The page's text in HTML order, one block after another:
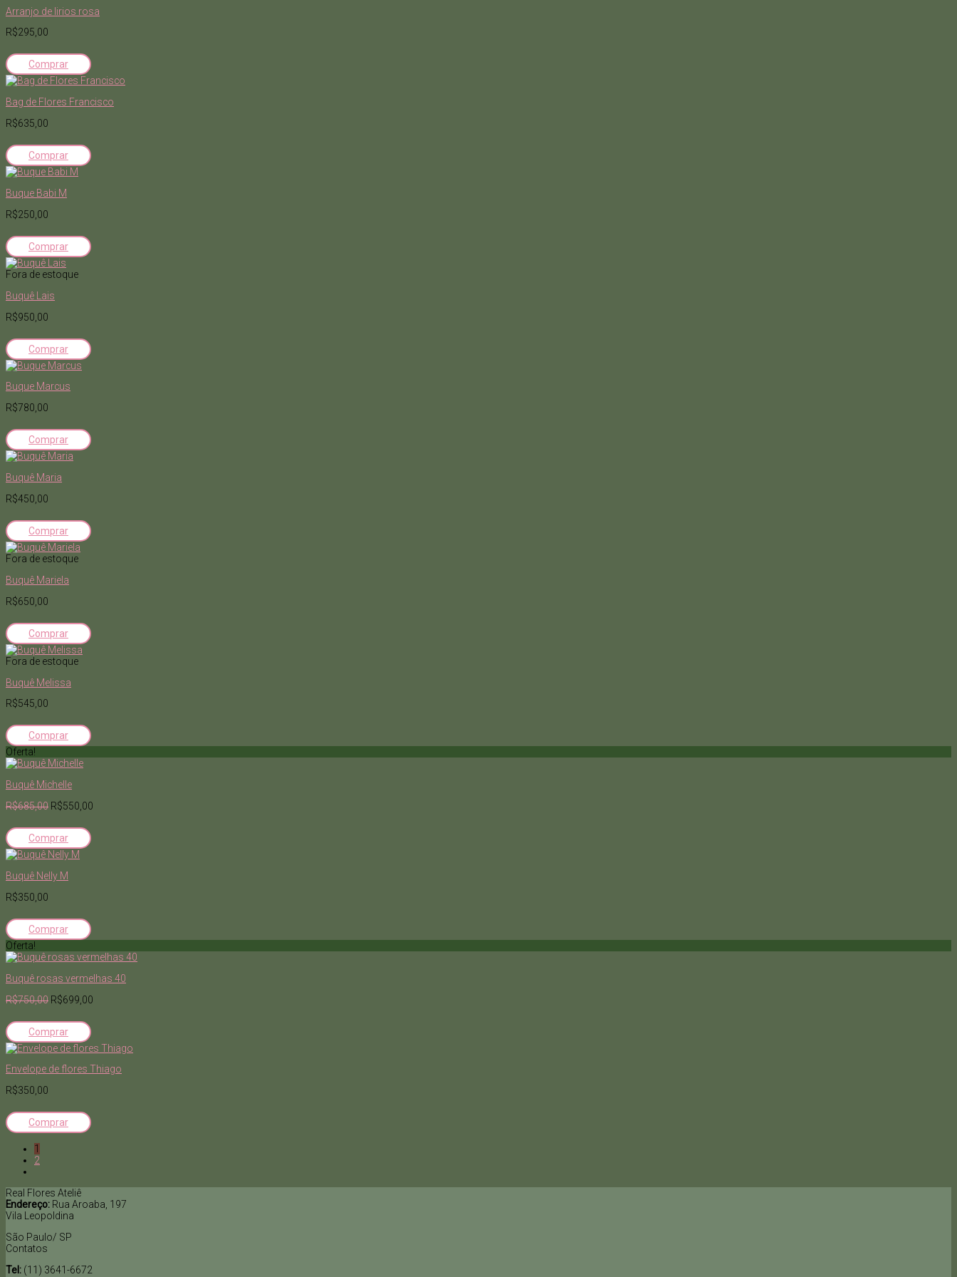
Arranjo de lirios rosa
R$295,00
Comprar
Bag de Flores Francisco
R$635,00
Comprar
Buque Babi M
R$250,00
Comprar
Fora de estoque
Buquê Lais
R$950,00
Comprar
Buque Marcus
R$780,00
Comprar
Buquê Maria
R$450,00
Comprar
Fora de estoque
Buquê Mariela
R$650,00
Comprar
Fora de estoque
Buquê Melissa
R$545,00
Comprar
Oferta!
Buquê Michelle
R$685,00 R$550,00
Comprar
Buquê Nelly M
R$350,00
Comprar
Oferta!
Buquê rosas vermelhas 40
R$750,00 R$699,00
Comprar
Envelope de flores Thiago
R$350,00
Comprar
1
2
Real Flores Ateliê
Endereço: Rua Aroaba, 197
Vila Leopoldina
São Paulo/ SP
Contatos
Tel: (11) 3641-6672